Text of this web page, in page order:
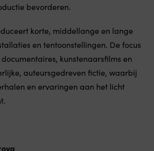
bevorderen.
korte, middellange en lange
en tentoonstellingen. De focus
kunstenaarsfilms en
auteursgedreven fictie, waarbij
en ervaringen aan het licht